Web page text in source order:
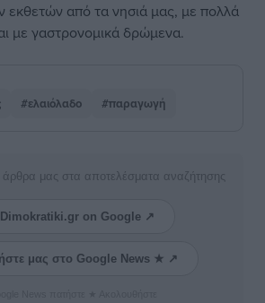
εκθετών από τα νησιά μας, με πολλά
με γαστρονομικά δρώμενα.
#ελαιόλαδο #παραγωγή
άρθρα μας στα αποτελέσματα αναζήτησης
on Google ↗
μας στο Google News ★ ↗